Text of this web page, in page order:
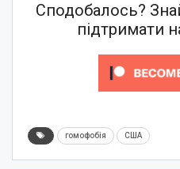
Сподобалось?
підтримати
гомофобія США